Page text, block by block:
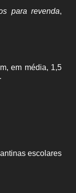
para revenda,
em média, 1,5
escolares